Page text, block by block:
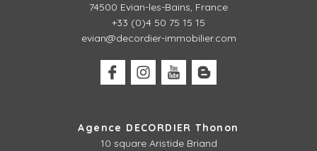
74500 Evian-les-Bains, France
+33 (0)4 50 75 15 15
evian@decordier-immobilier.com
Agence DECORDIER Thonon
10 square Aristide Briand